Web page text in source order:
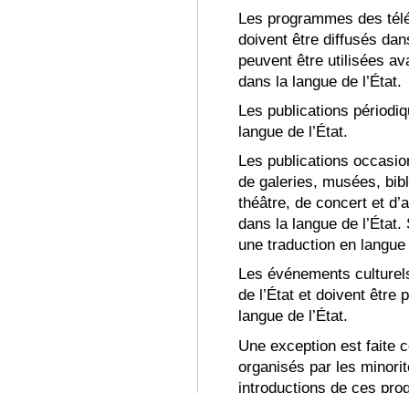
Les programmes des
doivent être diffusés
peuvent être utilisées
dans la langue de l’État.
Les publications
langue de l’État.
Les publications
de galeries, musées,
théâtre, de concert et
dans la langue de l’État.
une traduction en
Les événements
de l’État et doivent être
langue de l’État.
Une exception est faite
organisés par les
introductions de ces